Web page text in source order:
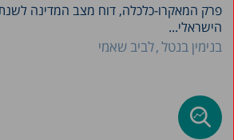
הישראלי...
בנימין בנטל לביב שאמי